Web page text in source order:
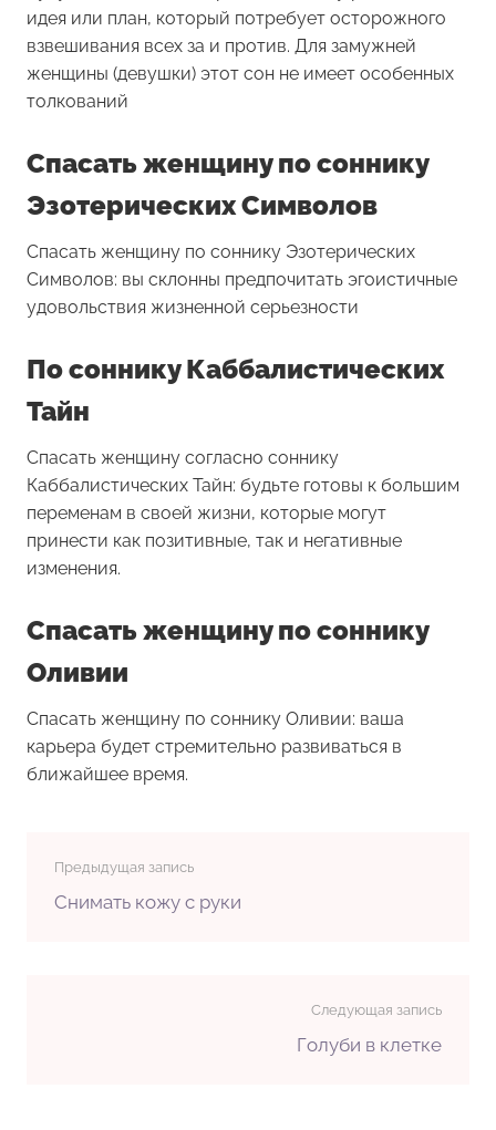
идея или план, который потребует осторожного
взвешивания всех за и против. Для замужней
женщины (девушки) этот сон не имеет особенных
толкований
Спасать женщину по соннику
Эзотерических Символов
Спасать женщину по соннику Эзотерических
Символов: вы склонны предпочитать эгоистичные
удовольствия жизненной серьезности
По соннику Каббалистических
Тайн
Спасать женщину согласно соннику
Каббалистических Тайн: будьте готовы к большим
переменам в своей жизни, которые могут
принести как позитивные, так и негативные
изменения.
Спасать женщину по соннику
Оливии
Спасать женщину по соннику Оливии: ваша
карьера будет стремительно развиваться в
ближайшее время.
Предыдущая запись
Снимать кожу с руки
Следующая запись
Голуби в клетке